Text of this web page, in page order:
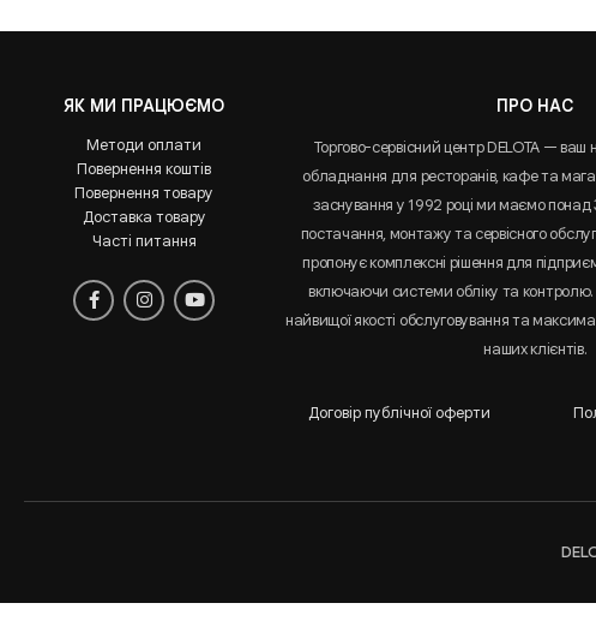
ЯК МИ ПРАЦЮЄМО
Методи оплати
Повернення коштів
Повернення товару
Доставка товару
Часті питання
ПРО НАС
Торгово-сервісний центр DELOTA —
обладнання для ресторанів, кафе та
заснування у 1992 році ми маємо понад
постачання, монтажу та сервісного
пропонує комплексні рішення для
включаючи системи обліку та
найвищої якості обслуговування та
наших клієнтів.
Договір публічної оферти